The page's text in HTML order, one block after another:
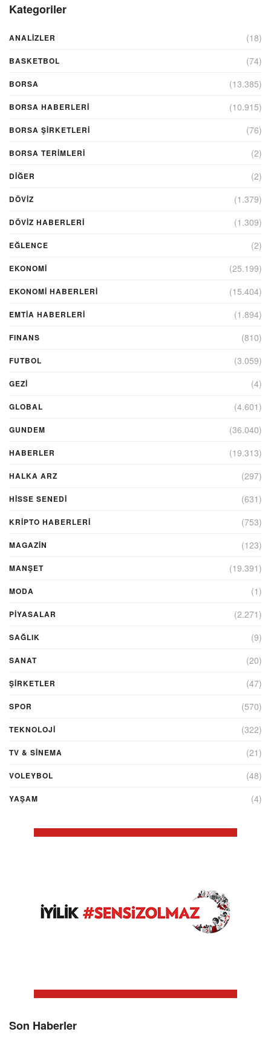
Kategoriler
ANALIZLER (18)
BASKETBOL (74)
BORSA (13.385)
BORSA HABERLERI (10.915)
BORSA ŞIRKETLERI (76)
BORSA TERIMLERI (2)
DIĞER (2)
DÖVİZ (1.379)
DÖVIZ HABERLERI (1.309)
EĞLENCE (2)
EKONOMİ (25.199)
EKONOMI HABERLERI (15.404)
EMTIA HABERLERI (1.894)
FINANS (810)
FUTBOL (3.059)
GEZI (4)
GLOBAL (4.601)
GUNDEM (36.040)
HABERLER (19.313)
HALKA ARZ (297)
HİSSE SENEDİ (631)
KRIPTO HABERLERI (753)
MAGAZİN (123)
MANŞET (19.391)
MODA (1)
PİYASALAR (2.271)
SAĞLIK (9)
SANAT (20)
ŞIRKETLER (47)
SPOR (570)
TEKNOLOJİ (322)
TV & SINEMA (21)
VOLEYBOL (48)
YAŞAM (4)
Son Haberler